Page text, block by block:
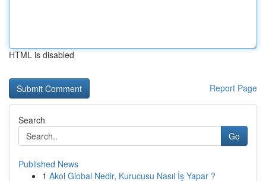
HTML is disabled
Report Page
Search
Go
Published News
1 Akol Global Nedir, Kurucusu Nasıl İş Yapar ?